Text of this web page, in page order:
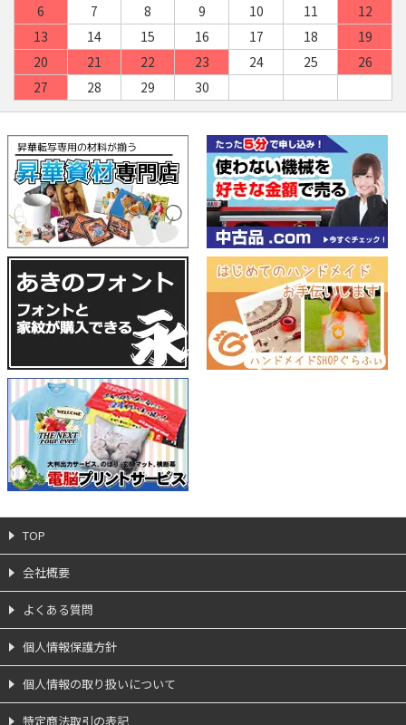
6
7 8 9 10 11
12
13
14 15 16 17 18
19
20
21 22 23 24 25
26
27
28 29 30
TOP
会社概要
よくある質問
個人情報保護方針
個人情報の取り扱いについて
特定商法取引の表記